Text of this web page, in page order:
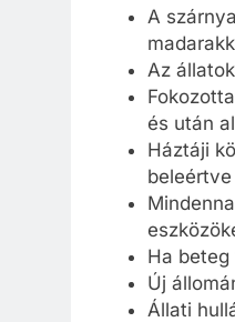
A
Az
és után
Háztáji
Ha
Új
Állati